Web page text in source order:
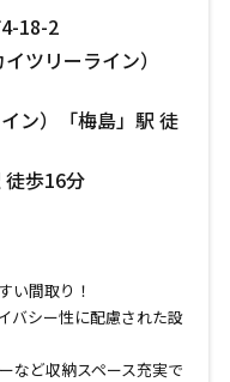
18-2
ツリーライン）
ン）「梅島」駅 徒
徒歩16分
い間取り！
バシー性に配慮された設
など収納スペース充実で